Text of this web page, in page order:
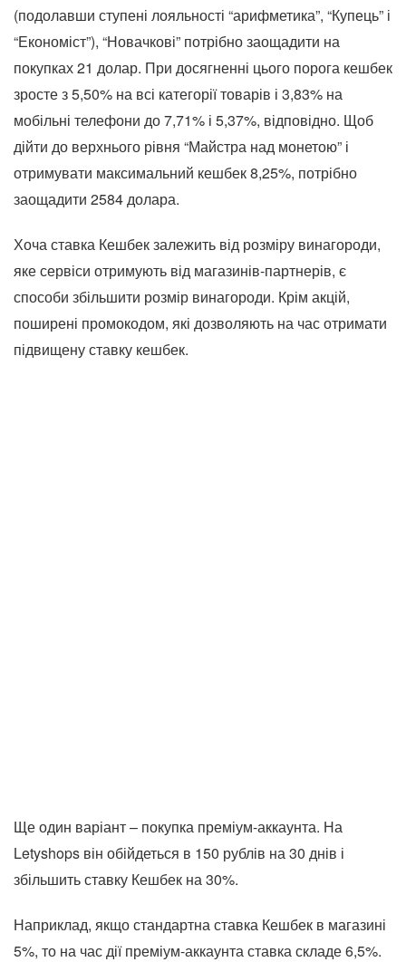
(подолавши ступені лояльності “арифметика”, “Купець” і
“Економіст”), “Новачкові” потрібно заощадити на
покупках 21 долар. При досягненні цього порога кешбек
зросте з 5,50% на всі категорії товарів і 3,83% на
мобільні телефони до 7,71% і 5,37%, відповідно. Щоб
дійти до верхнього рівня “Майстра над монетою” і
отримувати максимальний кешбек 8,25%, потрібно
заощадити 2584 долара.
Хоча ставка Кешбек залежить від розміру винагороди,
яке сервіси отримують від магазинів-партнерів, є
способи збільшити розмір винагороди. Крім акцій,
поширені промокодом, які дозволяють на час отримати
підвищену ставку кешбек.
Ще один варіант – покупка преміум-аккаунта. На
Letyshops він обійдеться в 150 рублів на 30 днів і
збільшить ставку Кешбек на 30%.
Наприклад, якщо стандартна ставка Кешбек в магазині
5%, то на час дії преміум-аккаунта ставка складе 6,5%.